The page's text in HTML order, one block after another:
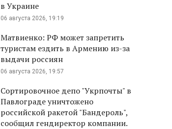
в Украине
06 августа 2026, 19:19
Матвиенко: РФ может запретить
туристам ездить в Армению из-за
выдачи россиян
06 августа 2026, 19:57
Сортировочное депо "Укрпочты" в
Павлограде уничтожено
российской ракетой "Бандероль",
сообщил гендиректор компании.